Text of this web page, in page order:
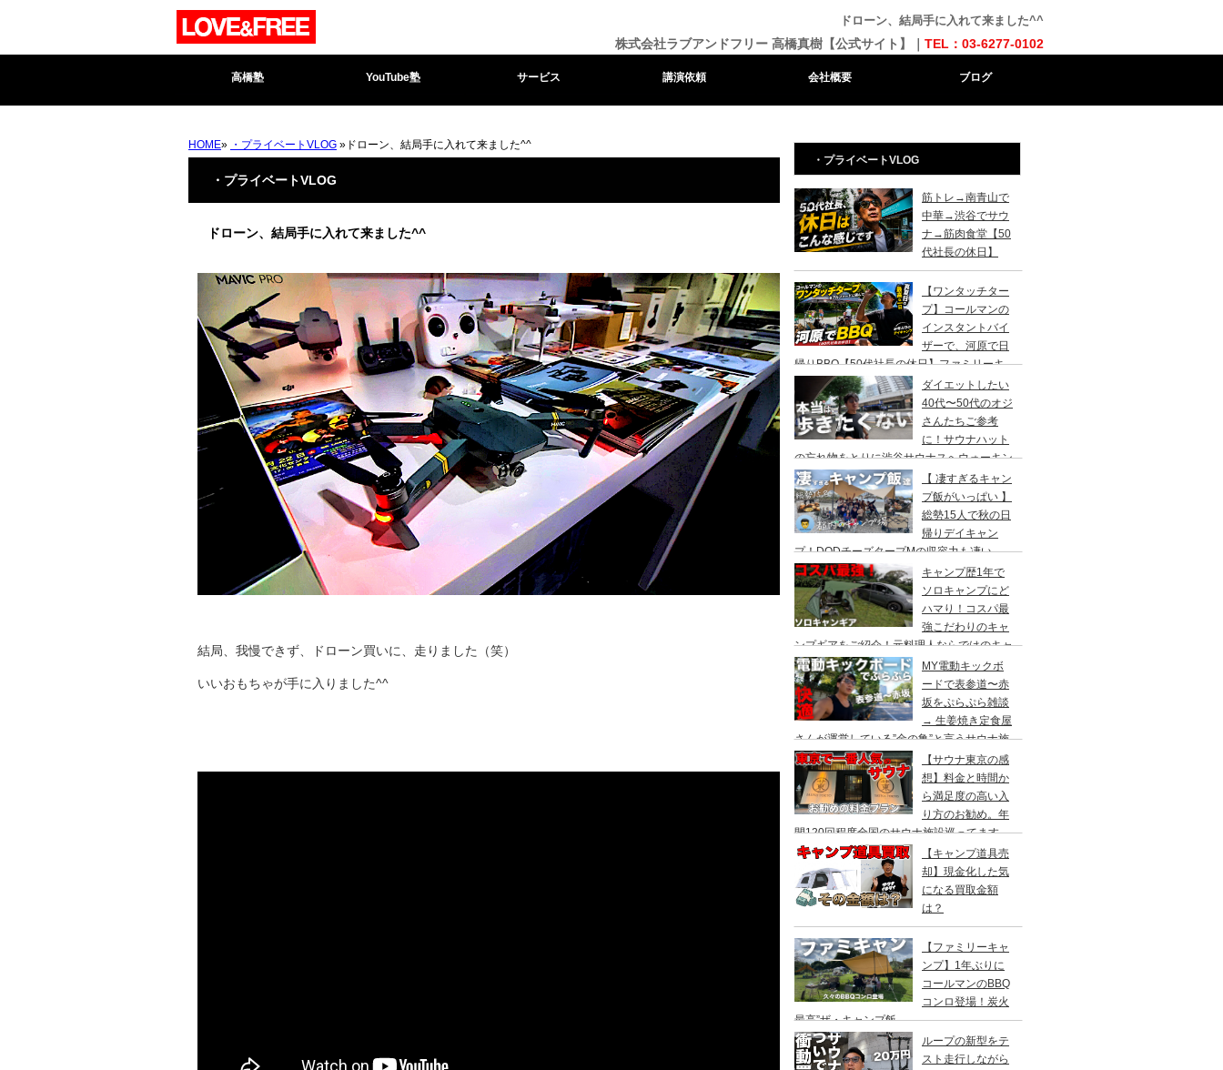
ドローン、結局手に入れて来ました^^
株式会社ラブアンドフリー 高橋真樹【公式サイト】｜ TEL：03-6277-0102
高橋塾 YouTube塾 サービス 講演依頼 会社概要 ブログ
HOME» ・プライベートVLOG »ドローン、結局手に入れて来ました^^
・プライベートVLOG
ドローン、結局手に入れて来ました^^
結局、我慢できず、ドローン買いに、走りました（笑）
いいおもちゃが手に入りました^^
・プライベートVLOG
筋トレ→南青山で
中華→渋谷でサウ
ナ→筋肉食堂【50
代社長の休日】
【ワンタッチター
プ】コールマンの
インスタントバイ
ザーで、河原で日
帰りBBQ【50代社長の休日】ファミリーキ
ャンプ初心者さんは、まずこのスタイルでデ
イキャンプがおすすめです。
ダイエットしたい
40代〜50代のオジ
さんたちご参考
に！サウナハット
の忘れ物をとりに渋谷サウナスへウォーキン
グ→ ランチはカレー食べに六本木のCoCo壱
番屋へ
【 凄すぎるキャン
プ飯がいっぱい 】
総勢15人で秋の日
帰りデイキャン
プ！DODチーズタープMの収容力も凄い。
都内のキャンプ場”秋川橋河川公園バーベキ
ューランド”
キャンプ歴1年で
ソロキャンプにど
ハマり！コスパ最
強こだわりのキャ
ンプギアをご紹介！元料理人ならではのキャ
ンプ飯も堪能。今回は、千葉県一番星キャン
プ場で雨キャンプでソログルキャンプ。
MY電動キックボ
ードで表参道〜赤
坂をぷらぷら雑談
→ 生姜焼き定食屋
さんが運営している”金の亀”と言うサウナ施
設へ行ってきました。
【サウナ東京の感
想】料金と時間か
ら満足度の高い入
り方のお勧め。年
間120回程度全国のサウナ施設巡ってます。
【キャンプ道具売
却】現金化した気
になる買取金額
は？
【ファミリーキャ
ンプ】1年ぶりに
コールマンのBBQ
コンロ登場！炭火
最高”ザ・キャンプ飯
ループの新型をテ
スト走行しながら